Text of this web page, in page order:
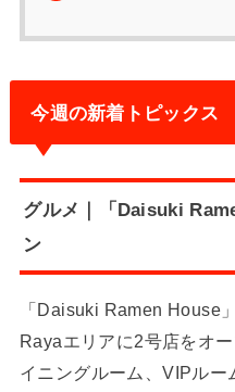
今週の新着トピックス
グルメ｜「Daisuki
ン
「Daisuki Ramen House
Rayaエリアに2号店をオ
イニングルーム、VIPルー